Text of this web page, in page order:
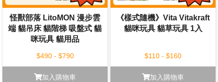
怪獸部落 LitoMON 漫步雲
端 貓吊床 貓階梯 吸盤式 貓
咪玩具 貓用品
$490 - $790
加入購物車
《樣式隨機》Vita Vitakraft
貓咪玩具 貓草玩具 1入
$110 - $160
加入購物車